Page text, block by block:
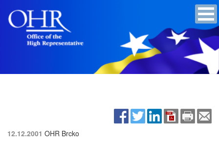
12.12.2001 OHR Brcko